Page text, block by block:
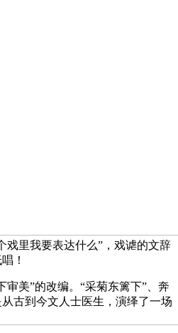
戏里我要表达什么”，戏谑的文辞
！
美”的改编。“采菊东篱下”、奔
古到今文人士医生，演绎了一场